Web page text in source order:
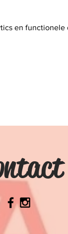
en functionele